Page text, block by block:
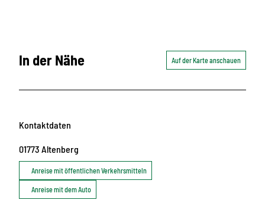
In der Nähe Auf der Karte anschauen
Kontaktdaten
01773 Altenberg
Anreise mit öffentlichen Verkehrsmitteln
Anreise mit dem Auto